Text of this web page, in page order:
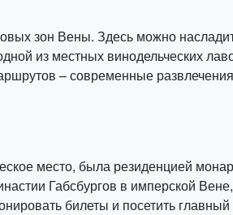
зон Вены. Здесь можно
из местных винодельческих
– современные
место, была резиденцией
Габсбургов в имперской Вене,
билеты и посетить